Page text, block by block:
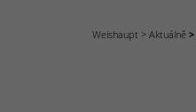
Weishaupt Aktuálně